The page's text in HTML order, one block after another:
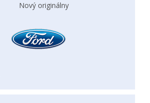
Nový originálny